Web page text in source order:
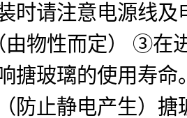
时请注意电源线及
物性而定） ③在
搪玻璃的使用寿
防止静电产生）